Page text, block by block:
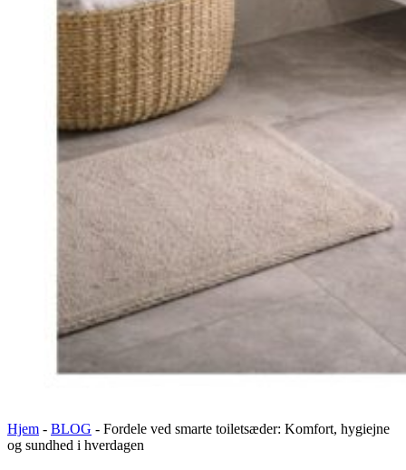
Hjem - BLOG - Fordele ved smarte toiletsæder: Komfort, hygiejne
og sundhed i hverdagen